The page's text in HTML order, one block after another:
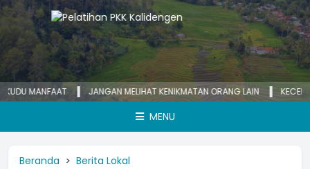
MANFAAT JANGAN MELIHAT KENIKMATAN ORANG LAIN KECEMASAN
MENU
Beranda Berita Lokal